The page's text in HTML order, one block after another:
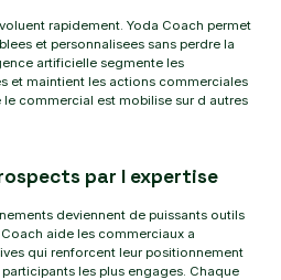
rapidement. Yoda Coach permet
et personnalisees sans perdre la
artificielle segmente les
et maintient les actions commerciales
commercial est mobilise sur d autres
par l expertise
deviennent de puissants outils
aide les commerciaux a
qui renforcent leur positionnement
les plus engages. Chaque